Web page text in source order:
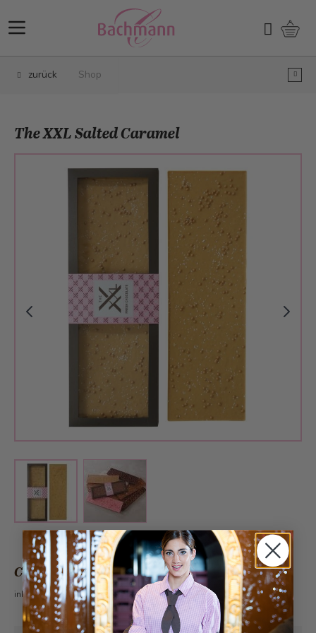
Suchen
zurück Shop
The XXL Salted Caramel
View larger imageView larger image
CHF 56.00
inkl. 2.6% MwSt.